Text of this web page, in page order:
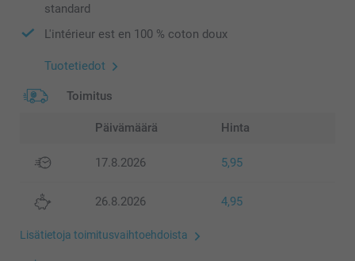
standard
L'intérieur est en 100 % coton doux
Tuotetiedot
Toimitus
Päivämäärä Hinta
17.8.2026 5,95
26.8.2026 4,95
Lisätietoja toimitusvaihtoehdoista